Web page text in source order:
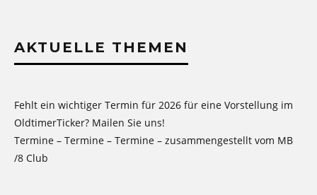
AKTUELLE THEMEN
Fehlt ein wichtiger Termin für 2026 für eine Vorstellung im
OldtimerTicker? Mailen Sie uns!
Termine – Termine – Termine – zusammengestellt vom MB
/8 Club